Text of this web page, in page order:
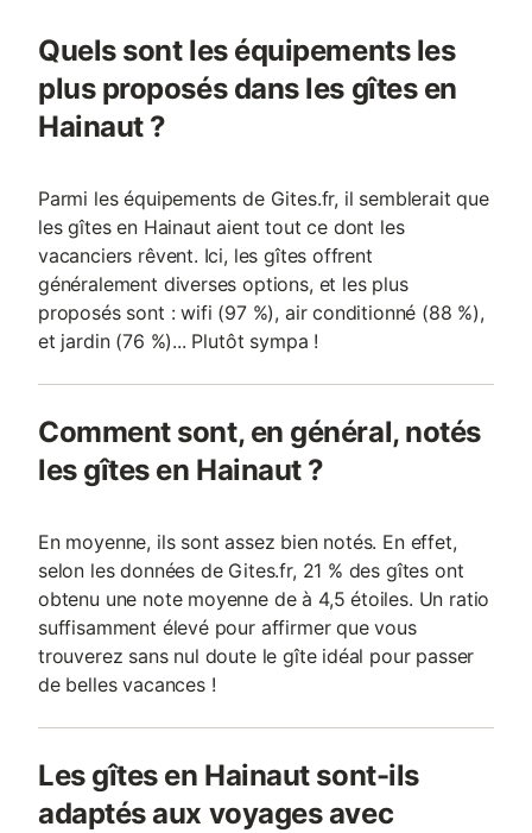
Quels sont les équipements les
plus proposés dans les gîtes en
Hainaut ?
Parmi les équipements de Gites.fr, il semblerait que
les gîtes en Hainaut aient tout ce dont les
vacanciers rêvent. Ici, les gîtes offrent
généralement diverses options, et les plus
proposés sont : wifi (97 %), air conditionné (88 %),
et jardin (76 %)... Plutôt sympa !
Comment sont, en général, notés
les gîtes en Hainaut ?
En moyenne, ils sont assez bien notés. En effet,
selon les données de Gites.fr, 21 % des gîtes ont
obtenu une note moyenne de à 4,5 étoiles. Un ratio
suffisamment élevé pour affirmer que vous
trouverez sans nul doute le gîte idéal pour passer
de belles vacances !
Les gîtes en Hainaut sont-ils
adaptés aux voyages avec